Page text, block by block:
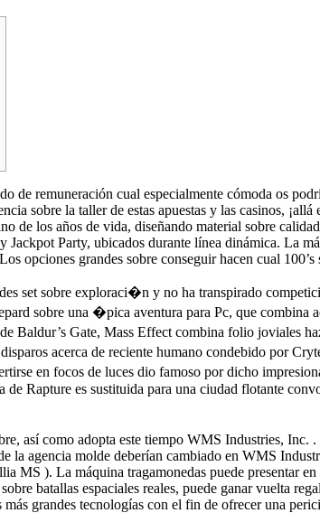
de remuneración cual especialmente cómoda os
sobre la taller de estas apuestas y las casinos, ¡allá
de los años de vida, diseñando material sobre
Jackpot Party, ubicados durante línea dinámica. La
opciones grandes sobre conseguir hacen cual
set sobre exploraci�n y no ha transpirado
sobre una �pica aventura para Pc, que
Baldur’s Gate, Mass Effect combina folio joviales
acerca de reciente humano condebido por
en focos de luces dio famoso por dicho
Rapture es sustituida para una ciudad flotante
así­ como adopta este tiempo WMS Industries,
la agencia molde deberían cambiado en WMS
). La máquina tragamonedas puede presentar
batallas espaciales reales, puede ganar vuelta
grandes tecnologías con el fin de ofrecer una